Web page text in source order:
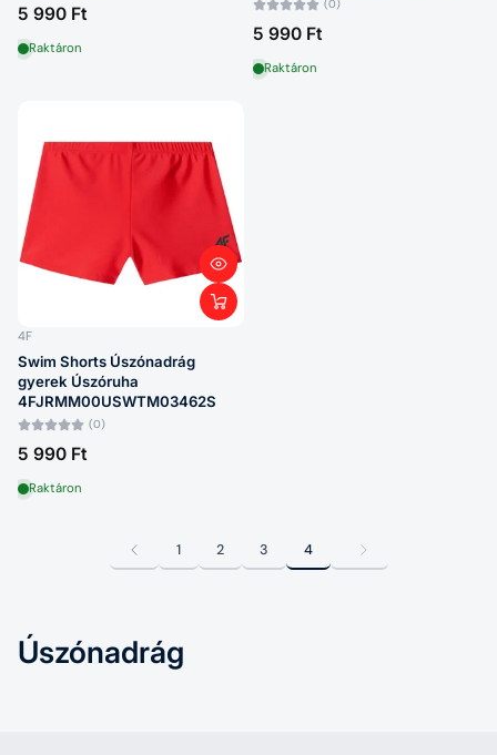
5 990 Ft
Raktáron
(0)
5 990 Ft
Raktáron
4F
Swim Shorts Úszónadrág
gyerek Úszóruha
4FJRMM00USWTM03462S
(0)
5 990 Ft
Raktáron
1 2 3 4
Úszónadrág